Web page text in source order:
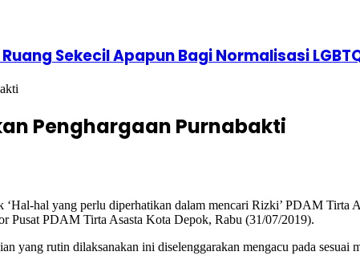
Sekecil Apapun Bagi Normalisasi
Penghargaan Purnabakti
‘Hal-hal yang perlu diperhatikan dalam mencari Rizki’ PDAM Tirta
Pusat PDAM Tirta Asasta Kota Depok, Rabu (31/07/2019).
yang rutin dilaksanakan ini diselenggarakan mengacu pada sesuai